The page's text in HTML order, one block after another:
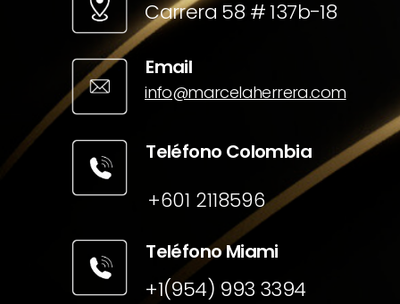
Carrera 58 # 137b-18
Email
info@marcelaherrera.com
Teléfono Colombia
+601 2118596
Teléfono Miami
+1(954) 993 3394